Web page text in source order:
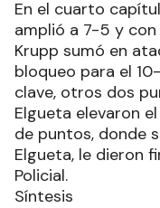
En el cuarto
amplió a 7-5 y
Krupp sumó en
bloqueo para el
clave, otros dos
Elgueta elevaron
de puntos, donde
Elgueta, le dieron
Policial.
Síntesis